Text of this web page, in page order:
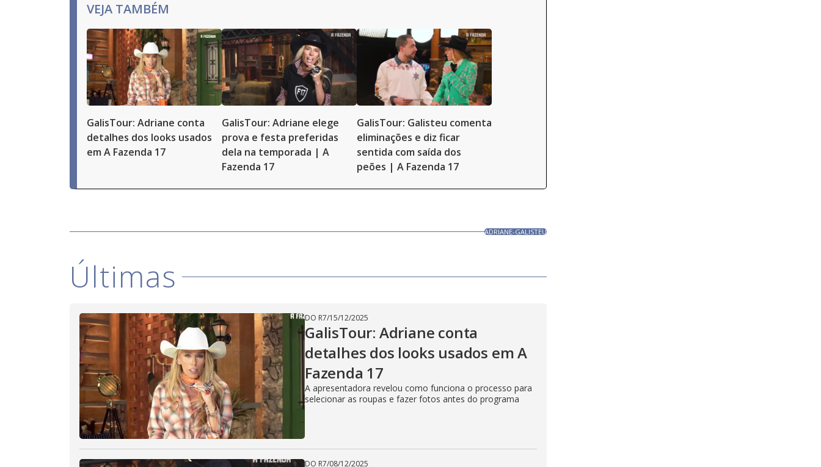
VEJA TAMBÉM
GalisTour: Adriane conta
detalhes dos looks usados
em A Fazenda 17
GalisTour: Adriane elege
prova e festa preferidas
dela na temporada | A
Fazenda 17
GalisTour: Galisteu comenta
eliminações e diz ficar
sentida com saída dos
peões | A Fazenda 17
ADRIANE-GALISTEU
Últimas
DO R7/15/12/2025
GalisTour: Adriane conta
detalhes dos looks usados em A
Fazenda 17
A apresentadora revelou como funciona o processo para
selecionar as roupas e fazer fotos antes do programa
DO R7/08/12/2025